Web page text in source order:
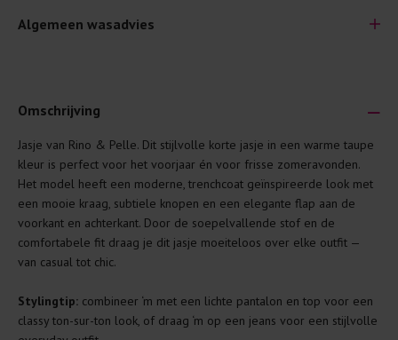
Algemeen wasadvies
Je wilt natuurlijk lang plezier hebben van je nieuwe kleding.
Daarom geven wij een aantal algemene was-tips:
Lees altijd eerst even het was-etiket.
Was kleding binnenste buiten. Dat beschermt de
buitenkant.
genoeg.
Was zo koud mogelijk. Op 20 of 30 graden wassen is vaak
Omschrijving
Jasje van Rino & Pelle. Dit stijlvolle korte jasje in een warme taupe
kleur is perfect voor het voorjaar én voor frisse zomeravonden.
Het model heeft een moderne, trenchcoat geïnspireerde look met
een mooie kraag, subtiele knopen en een elegante flap aan de
voorkant en achterkant. Door de soepelvallende stof en de
comfortabele fit draag je dit jasje moeiteloos over elke outfit —
van casual tot chic.
Stylingtip: combineer ‘m met een lichte pantalon en top voor een
classy ton-sur-ton look, of draag ‘m op een jeans voor een stijlvolle